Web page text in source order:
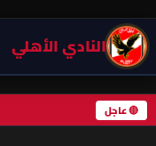
النادي الأهلي
🔴 عاجل